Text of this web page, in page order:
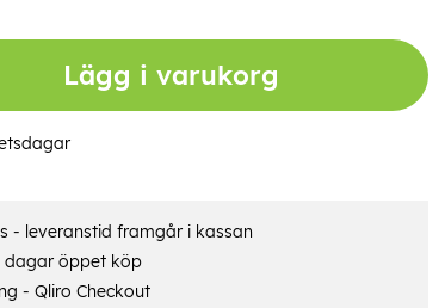
Lägg i varukorg
- leveranstid framgår i kassan
dagar öppet köp
- Qliro Checkout